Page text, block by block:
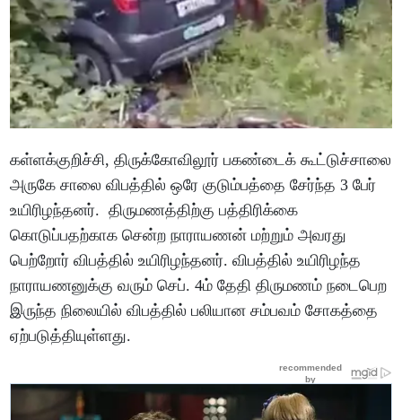
கள்ளக்குறிச்சி, திருக்கோவிலூர் பகண்டைக் கூட்டுச்சாலை
அருகே சாலை விபத்தில் ஒரே குடும்பத்தை சேர்ந்த 3 பேர்
உயிரிழந்தனர். திருமணத்திற்கு பத்திரிக்கை
கொடுப்பதற்காக சென்ற நாராயணன் மற்றும் அவரது
பெற்றோர் விபத்தில் உயிரிழந்தனர். விபத்தில் உயிரிழந்த
நாராயணனுக்கு வரும் செப். 4ம் தேதி திருமணம் நடைபெற
இருந்த நிலையில் விபத்தில் பலியான சம்பவம் சோகத்தை
ஏற்படுத்தியுள்ளது.